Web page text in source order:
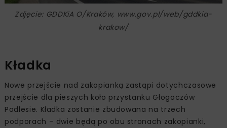
Zdjęcie: GDDKiA O/Kraków, www.gov.pl/web/gddkia-
krakow/
Kładka
Nowe przejście nad zakopianką zastąpi dotychczasowe
przejście dla pieszych koło przystanku Głogoczów
Podlesie. Kładka zostanie zbudowana na trzech
podporach – dwie będą po obu stronach zakopianki,